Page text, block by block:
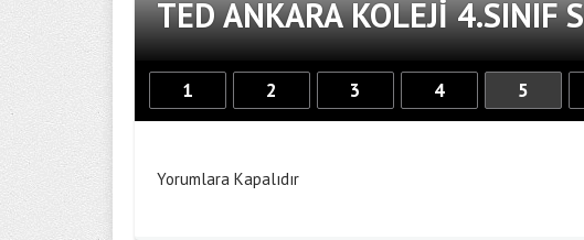
TED ANKARA KOLEJI 4.SINIF
1 2 3 4 5
Yorumlara Kapalıdır